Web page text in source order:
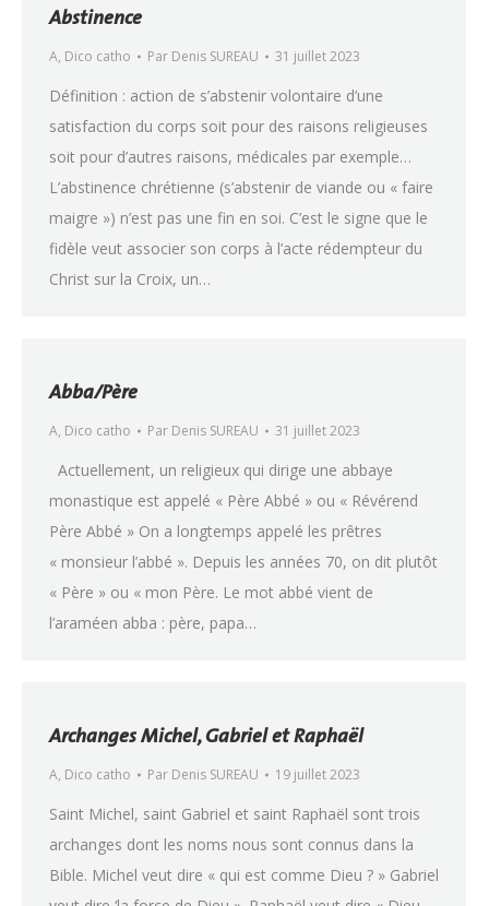
Abstinence
A, Dico catho Par Denis SUREAU 31 juillet 2023
Définition : action de s’abstenir volontaire d’une
satisfaction du corps soit pour des raisons religieuses
soit pour d’autres raisons, médicales par exemple…
L’abstinence chrétienne (s’abstenir de viande ou « faire
maigre ») n’est pas une fin en soi. C’est le signe que le
fidèle veut associer son corps à l’acte rédempteur du
Christ sur la Croix, un…
Abba/Père
A, Dico catho Par Denis SUREAU 31 juillet 2023
Actuellement, un religieux qui dirige une abbaye
monastique est appelé « Père Abbé » ou « Révérend
Père Abbé » On a longtemps appelé les prêtres
« monsieur l’abbé ». Depuis les années 70, on dit plutôt
« Père » ou « mon Père. Le mot abbé vient de
l’araméen abba : père, papa…
Archanges Michel, Gabriel et Raphaël
A, Dico catho Par Denis SUREAU 19 juillet 2023
Saint Michel, saint Gabriel et saint Raphaël sont trois
archanges dont les noms nous sont connus dans la
Bible. Michel veut dire « qui est comme Dieu ? » Gabriel